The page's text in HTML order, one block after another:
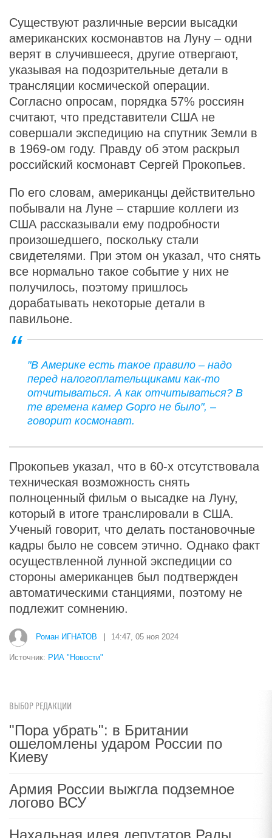
Существуют различные версии высадки
американских космонавтов на Луну – одни
верят в случившееся, другие отвергают,
указывая на подозрительные детали в
трансляции космической операции.
Согласно опросам, порядка 57% россиян
считают, что представители США не
совершали экспедицию на спутник Земли в
в 1969-ом году. Правду об этом раскрыл
российский космонавт Сергей Прокопьев.
По его словам, американцы действительно
побывали на Луне – старшие коллеги из
США рассказывали ему подробности
произошедшего, поскольку стали
свидетелями. При этом он указал, что снять
все нормально такое событие у них не
получилось, поэтому пришлось
дорабатывать некоторые детали в
павильоне.
"В Америке есть такое правило – надо
перед налогоплательщиками как-то
отчитываться. А как отчитываться? В
те времена камер Gopro не было", –
говорит космонавт.
Прокопьев указал, что в 60-х отсутствовала
техническая возможность снять
полноценный фильм о высадке на Луну,
который в итоге транслировали в США.
Ученый говорит, что делать постановочные
кадры было не совсем этично. Однако факт
осуществленной лунной экспедиции со
стороны американцев был подтвержден
автоматическими станциями, поэтому не
подлежит сомнению.
Роман ИГНАТОВ 14:47, 05 ноя 2024
Источник: РИА "Новости"
ВЫБОР РЕДАКЦИИ
"Пора убрать": в Британии
ошеломлены ударом России по
Киеву
Армия России выжгла подземное
логово ВСУ
Нахальная идея депутатов Рады